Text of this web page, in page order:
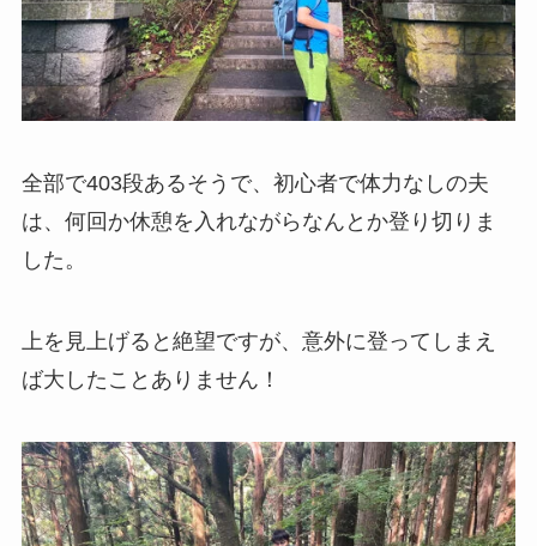
全部で403段あるそうで、初心者で体力なしの夫
は、何回か休憩を入れながらなんとか登り切りま
した。
上を見上げると絶望ですが、意外に登ってしまえ
ば大したことありません！